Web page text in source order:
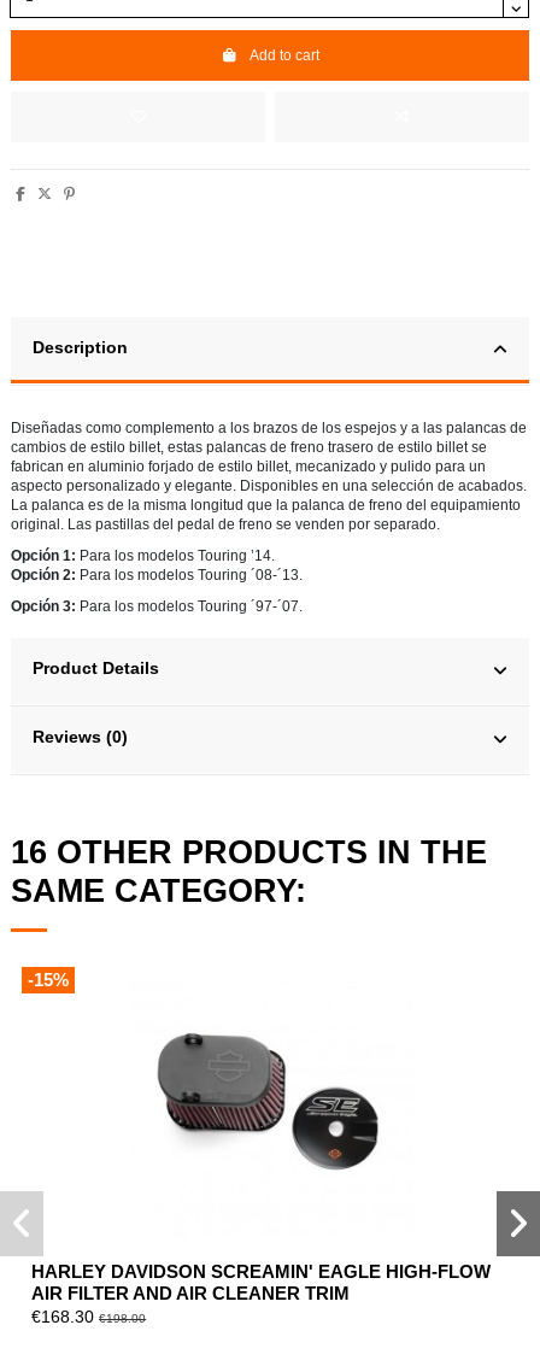
Add to cart
Description
Diseñadas como complemento a los brazos de los espejos y a las palancas de
cambios de estilo billet, estas palancas de freno trasero de estilo billet se
fabrican en aluminio forjado de estilo billet, mecanizado y pulido para un
aspecto personalizado y elegante. Disponibles en una selección de acabados.
La palanca es de la misma longitud que la palanca de freno del equipamiento
original. Las pastillas del pedal de freno se venden por separado.
Opción 1: Para los modelos Touring ’14.
Opción 2: Para los modelos Touring ´08-´13.
Opción 3: Para los modelos Touring ´97-´07.
Product Details
Reviews (0)
16 OTHER PRODUCTS IN THE
SAME CATEGORY:
-15%
HARLEY DAVIDSON SCREAMIN' EAGLE HIGH-FLOW
AIR FILTER AND AIR CLEANER TRIM
€168.30€198.00